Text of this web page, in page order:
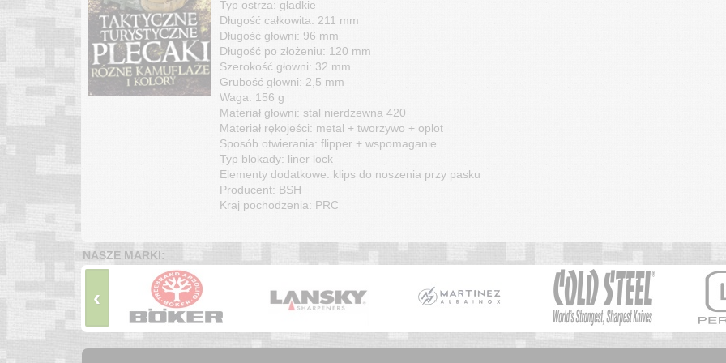
Typ ostrza: gładkie
Długość całkowita: 211 mm
Długość głowni: 96 mm
Długość po złożeniu: 120 mm
Szerokość głowni: 32 mm
Grubość głowni: 2,5 mm
Waga: 156 g
Materiał głowni: stal nierdzewna 420
Materiał rękojeści: metal + tworzywo + oplot
Sposób otwierania: flipper + wspomaganie
Typ blokady: liner lock
Elementy dodatkowe: klips do noszenia przy pasku
Producent: BSH
Kraj pochodzenia: PRC
NASZE MARKI:
‹